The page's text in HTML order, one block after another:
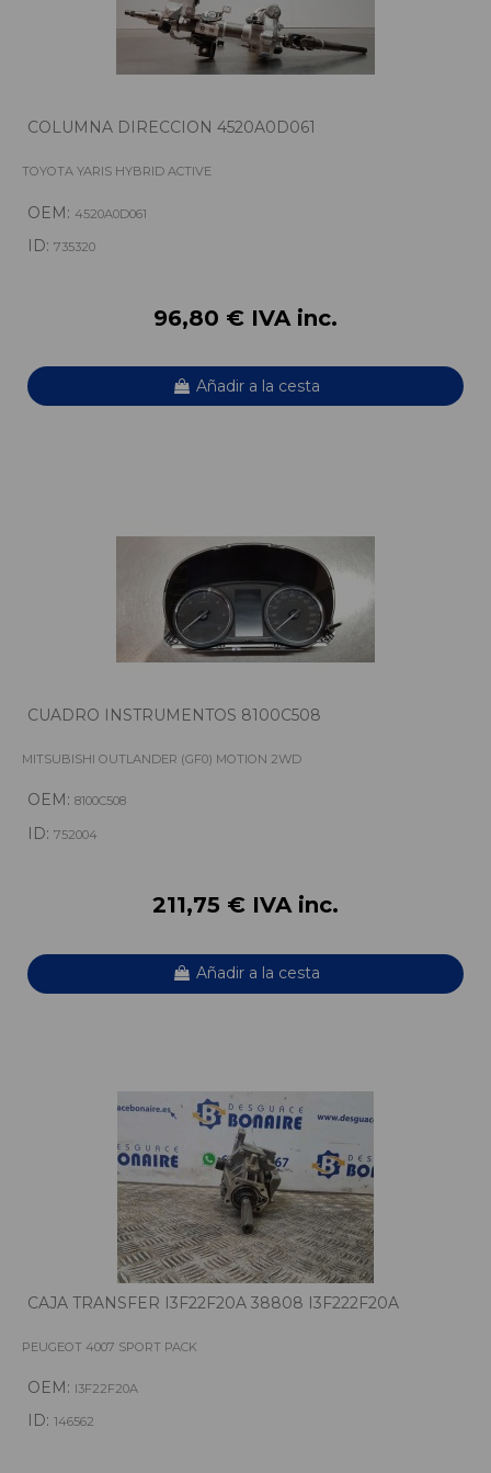
COLUMNA DIRECCION 4520A0D061
TOYOTA YARIS HYBRID ACTIVE
OEM: 4520A0D061
ID: 735320
96,80 € IVA inc.
Añadir a la cesta
CUADRO INSTRUMENTOS 8100C508
MITSUBISHI OUTLANDER (GF0) MOTION 2WD
OEM: 8100C508
ID: 752004
211,75 € IVA inc.
Añadir a la cesta
CAJA TRANSFER I3F22F20A 38808 I3F222F20A
PEUGEOT 4007 SPORT PACK
OEM: I3F22F20A
ID: 146562